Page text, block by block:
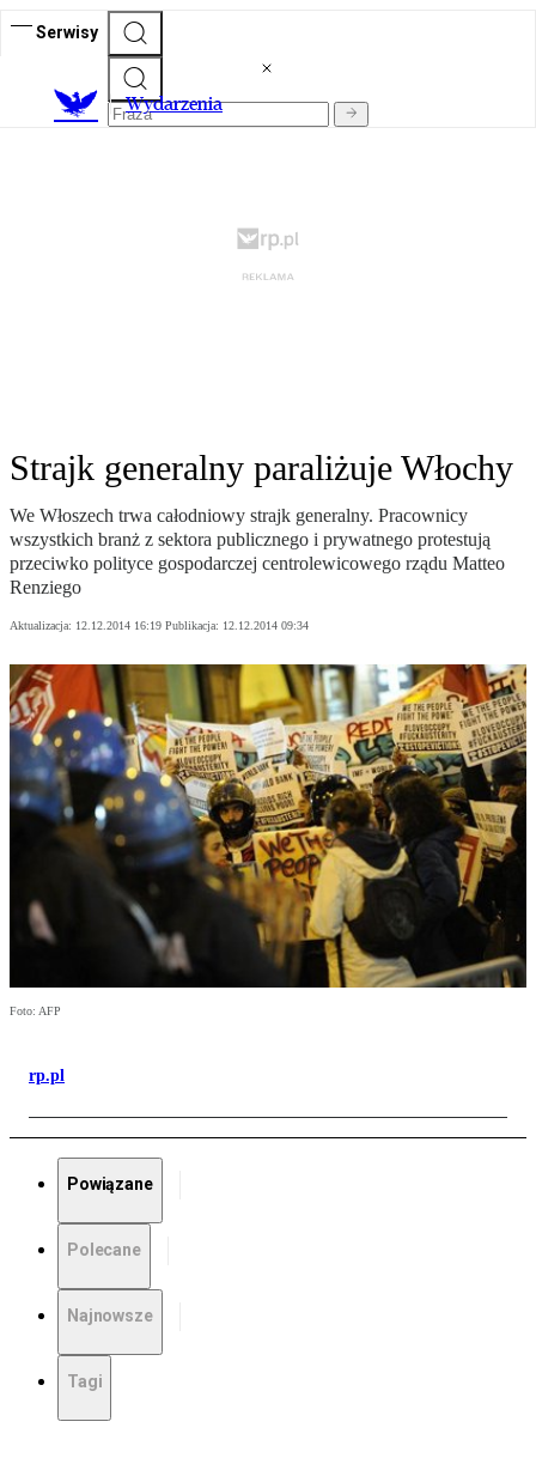
Serwisy
Wydarzenia
Strajk generalny paraliżuje Włochy
We Włoszech trwa całodniowy strajk generalny. Pracownicy
wszystkich branż z sektora publicznego i prywatnego protestują
przeciwko polityce gospodarczej centrolewicowego rządu Matteo
Renziego
Aktualizacja: 12.12.2014 16:19 Publikacja: 12.12.2014 09:34
Foto: AFP
rp.pl
Powiązane
Polecane
Najnowsze
Tagi